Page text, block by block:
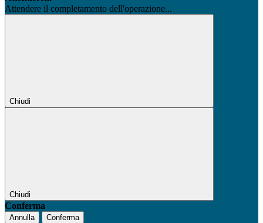
Attendere il completamento dell'operazione...
Chiudi
Chiudi
Conferma
Annulla Conferma